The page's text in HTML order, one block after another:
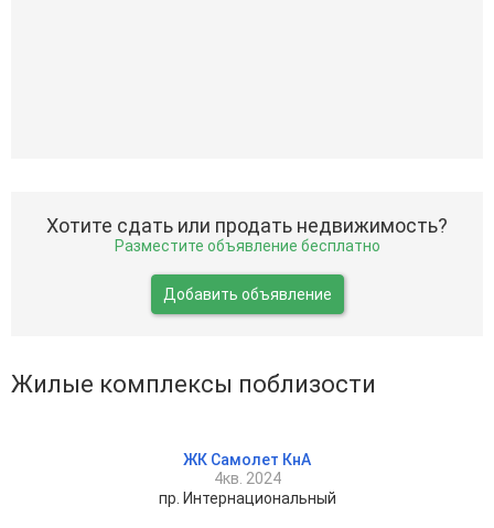
Хотите сдать или продать недвижимость?
Разместите объявление бесплатно
Добавить объявление
Жилые комплексы поблизости
ЖК Самолет КнА
4кв. 2024
пр. Интернациональный